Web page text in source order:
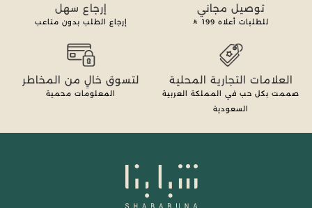
توصيل مجاني
للطلبات أعلاه 199
إرجاع سهل
إرجاع الطلب بدون متاعب
العلامات التجارية المحلية
صممت بكل حب في المملكة العربية
السعودية
لتسوق خالٍ من المخاطر
المعلومات محمية